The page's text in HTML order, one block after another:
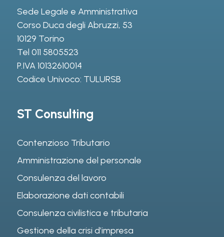
Sede Legale e Amministrativa
Corso Duca degli Abruzzi, 53
10129 Torino
Tel 011 5805523
P.IVA 10132610014
Codice Univoco: TULURSB
ST Consulting
Contenzioso Tributario
Amministrazione del personale
Consulenza del lavoro
Elaborazione dati contabili
Consulenza civilistica e tributaria
Gestione della crisi d’impresa